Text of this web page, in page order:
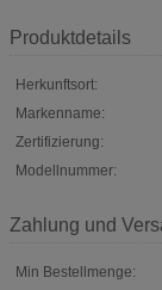
Produktdetails
Herkunftsort:
Markenname:
Zertifizierung:
Modellnummer:
Zahlung und
Min Bestellmenge: